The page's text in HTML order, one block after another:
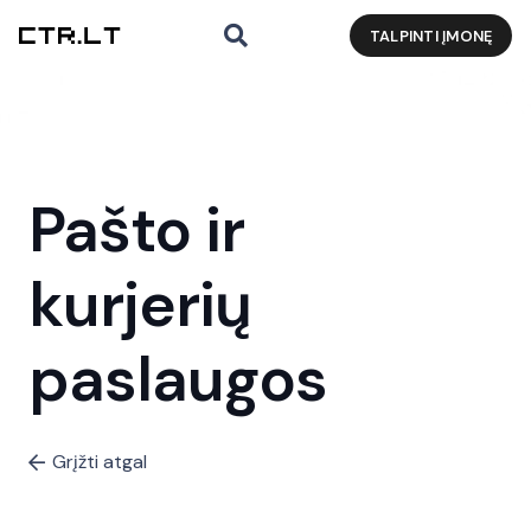
TALPINTI ĮMONĘ
Pašto ir
kurjerių
paslaugos
Grįžti atgal